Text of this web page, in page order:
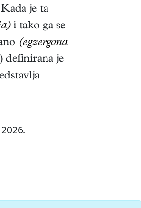
je ta
i tako ga se
(egzergona
) definirana je